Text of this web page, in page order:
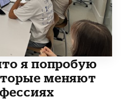
я попробую
меняют